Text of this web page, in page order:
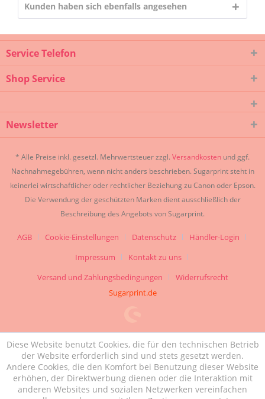
Kunden haben sich ebenfalls angesehen
Service Telefon
Shop Service
Newsletter
* Alle Preise inkl. gesetzl. Mehrwertsteuer zzgl. Versandkosten und ggf.
Nachnahmegebühren, wenn nicht anders beschrieben. Sugarprint steht in
keinerlei wirtschaftlicher oder rechtlicher Beziehung zu Canon oder Epson.
Die Verwendung der geschützten Marken dient ausschließlich der
Beschreibung des Angebots von Sugarprint.
AGB Cookie-Einstellungen Datenschutz
Händler-Login
Impressum
Kontakt zu uns
Versand und Zahlungsbedingungen
Widerrufsrecht
Sugarprint.de
Diese Website benutzt Cookies, die für den technischen Betrieb
der Website erforderlich sind und stets gesetzt werden.
Andere Cookies, die den Komfort bei Benutzung dieser Website
erhöhen, der Direktwerbung dienen oder die Interaktion mit
anderen Websites und sozialen Netzwerken vereinfachen